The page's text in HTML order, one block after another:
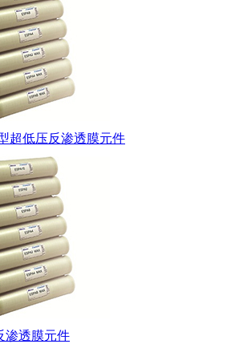
超低压反渗透膜元件
渗透膜元件